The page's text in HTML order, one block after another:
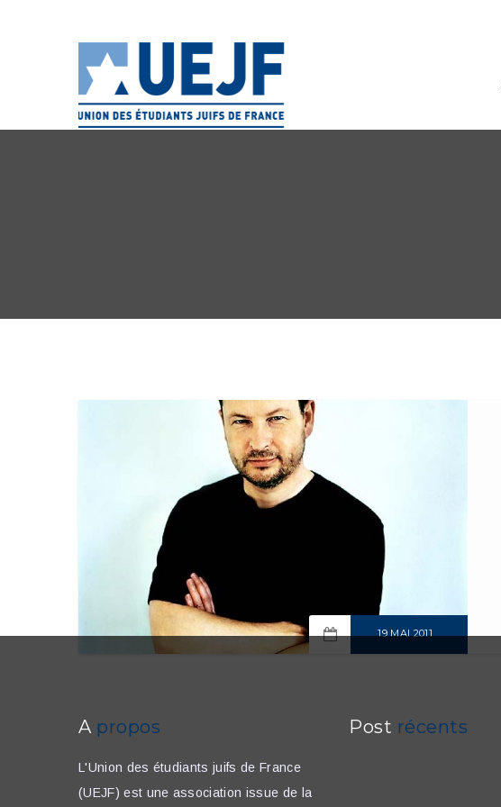
19 MAI 2011
A propos
L'Union des étudiants juifs de France
(UEJF) est une association issue de la
Post récents